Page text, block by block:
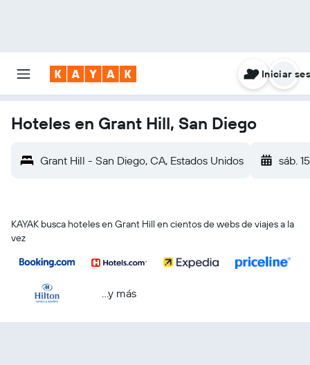
Iniciar
Hoteles en Grant Hill, San Diego
Grant Hill - San Diego, CA, Estados Unidos sáb.
KAYAK busca hoteles en Grant Hill en cientos de webs de viajes a la
vez
...y más